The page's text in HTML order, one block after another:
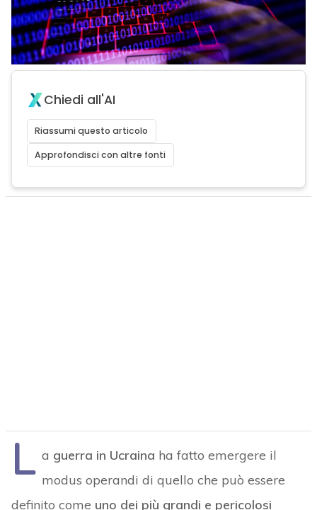
Chiedi all'AI
Riassumi questo articolo
Approfondisci con altre fonti
L a guerra in Ucraina ha fatto emergere il
modus operandi di quello che può essere
definito come uno dei più grandi e pericolosi